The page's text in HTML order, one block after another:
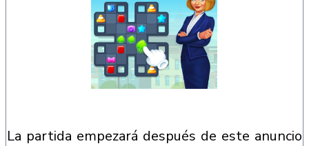
la partida empezará después de este anuncio